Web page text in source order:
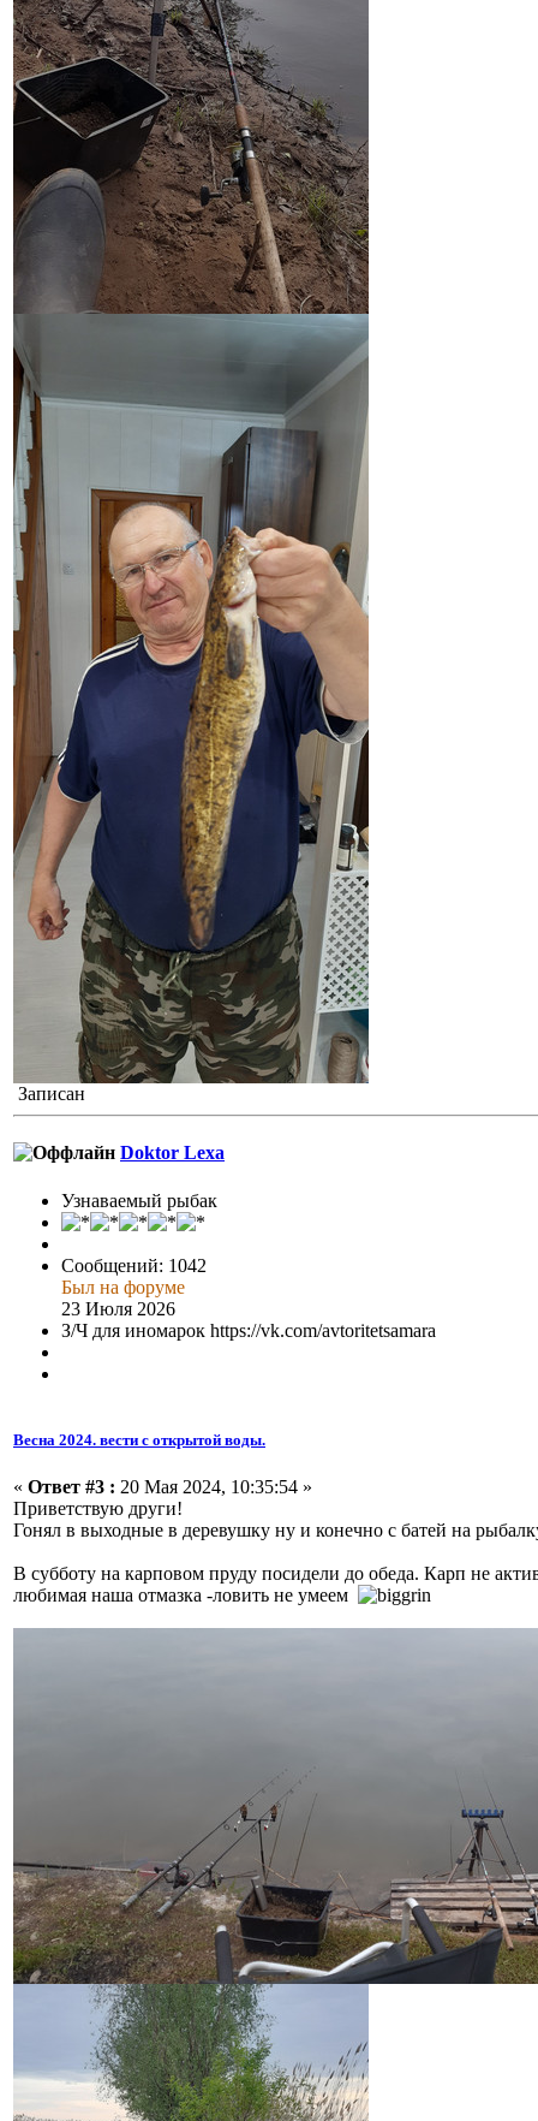
Записан
Doktor Lexa
Узнаваемый рыбак
Сообщений: 1042
Был на форуме
23 Июля 2026
З/Ч для иномарок https://vk.com/avtoritetsamara
Весна 2024. вести с открытой воды.
« Ответ #3 : 20 Мая 2024, 10:35:54 »
Приветствую други!
Гонял в выходные в деревушку ну и конечно с батей на
В субботу на карповом пруду посидели до обеда. Карп не
любимая наша отмазка -ловить не умеем